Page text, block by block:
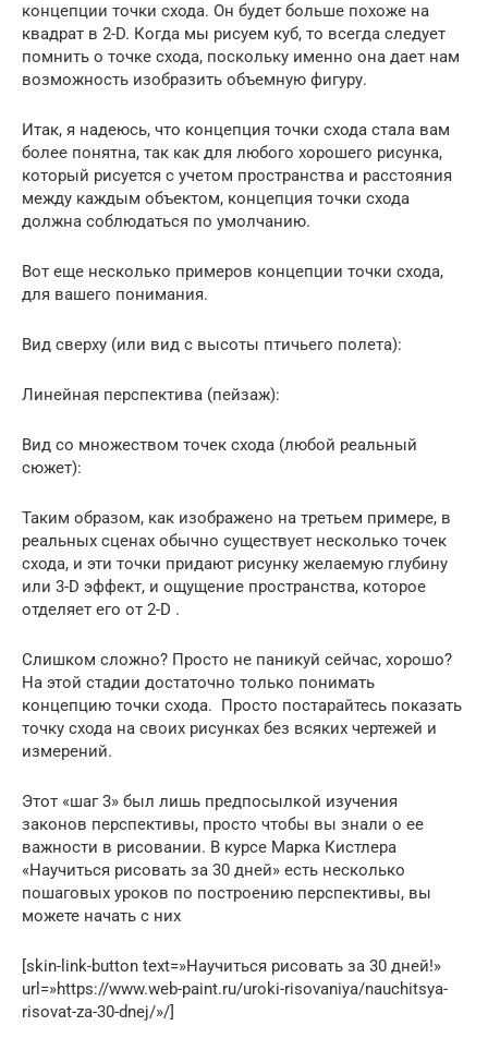
концепции точки схода. Он будет больше похоже на
квадрат в 2-D. Когда мы рисуем куб, то всегда следует
помнить о точке схода, поскольку именно она дает нам
возможность изобразить объемную фигуру.
Итак, я надеюсь, что концепция точки схода стала вам
более понятна, так как для любого хорошего рисунка,
который рисуется с учетом пространства и расстояния
между каждым объектом, концепция точки схода
должна соблюдаться по умолчанию.
Вот еще несколько примеров концепции точки схода,
для вашего понимания.
Вид сверху (или вид с высоты птичьего полета):
Линейная перспектива (пейзаж):
Вид со множеством точек схода (любой реальный
сюжет):
Таким образом, как изображено на третьем примере, в
реальных сценах обычно существует несколько точек
схода, и эти точки придают рисунку желаемую глубину
или 3-D эффект, и ощущение пространства, которое
отделяет его от 2-D .
Слишком сложно? Просто не паникуй сейчас, хорошо?
На этой стадии достаточно только понимать
концепцию точки схода. Просто постарайтесь показать
точку схода на своих рисунках без всяких чертежей и
измерений.
Этот «шаг 3» был лишь предпосылкой изучения
законов перспективы, просто чтобы вы знали о ее
важности в рисовании. В курсе Марка Кистлера
«Научиться рисовать за 30 дней» есть несколько
пошаговых уроков по построению перспективы, вы
можете начать с них
[skin-link-button text=»Научиться рисовать за 30 дней!»
url=»https://www.web-paint.ru/uroki-risovaniya/nauchitsya-
risovat-za-30-dnej/»/]